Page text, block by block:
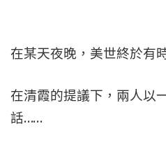
在某天夜晚，美世終於有
在清霞的提議下，兩人以
話……